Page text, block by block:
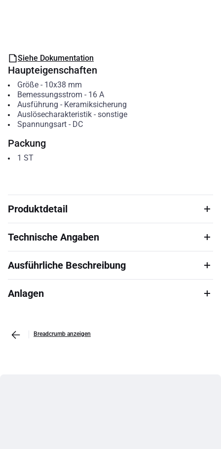
Siehe Dokumentation
Haupteigenschaften
Größe- 10x38 mm
Bemessungsstrom - 16 A
Ausführung - Keramiksicherung
Auslösecharakteristik- sonstige
Spannungsart- DC
Packung
1 ST
Produktdetail
Technische Angaben
Ausführliche Beschreibung
Anlagen
Breadcrumb anzeigen